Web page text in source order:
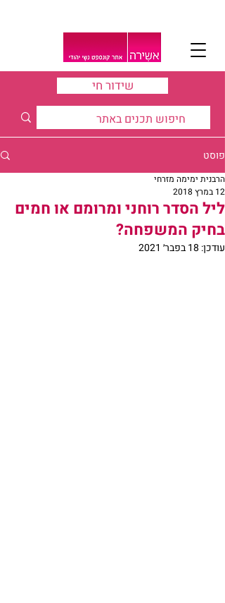
שידור חי
פוסט
ליל הסדר רוחני ומרומם או חמים
בחיק המשפחה?
הרבנית ימימה מזרחי
12 במרץ 2018
עודכן: 18 בפבר׳ 2021